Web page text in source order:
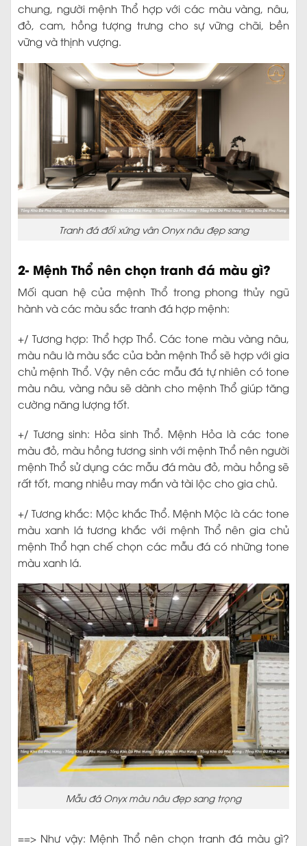
chung, người mệnh Thổ hợp với các màu vàng, nâu,
đỏ, cam, hồng tượng trưng cho sự vững chãi, bền
vững và thịnh vượng.
Tranh đá đối xứng vân Onyx nâu đẹp sang
2- Mệnh Thổ nên chọn tranh đá màu gì?
Mối quan hệ của mệnh Thổ trong phong thủy ngũ
hành và các màu sắc tranh đá hợp mệnh:
+/ Tương hợp: Thổ hợp Thổ. Các tone màu vàng nâu,
màu nâu là màu sắc của bản mệnh Thổ sẽ hợp với gia
chủ mệnh Thổ. Vậy nên các mẫu đá tự nhiên có tone
màu nâu, vàng nâu sẽ dành cho mệnh Thổ giúp tăng
cường năng lượng tốt.
+/ Tương sinh: Hỏa sinh Thổ. Mệnh Hỏa là các tone
màu đỏ, màu hồng tương sinh với mệnh Thổ nên người
mệnh Thổ sử dụng các mẫu đá màu đỏ, màu hồng sẽ
rất tốt, mang nhiều may mắn và tài lộc cho gia chủ.
+/ Tương khắc: Mộc khắc Thổ. Mệnh Mộc là các tone
màu xanh lá tương khắc với mệnh Thổ nên gia chủ
mệnh Thổ hạn chế chọn các mẫu đá có những tone
màu xanh lá.
Mẫu đá Onyx màu nâu đẹp sang trọng
==> Như vậy: Mệnh Thổ nên chọn tranh đá màu gì?